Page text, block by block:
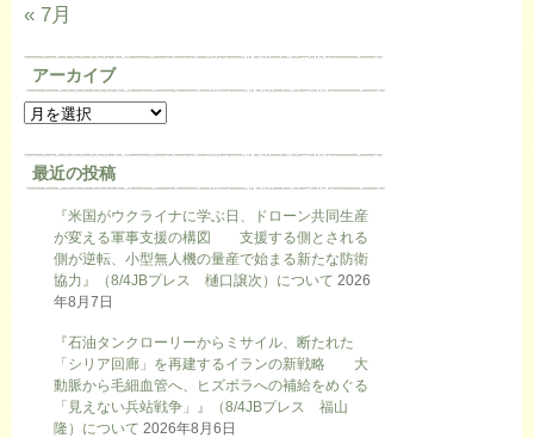
« 7月
アーカイブ
最近の投稿
『米国がウクライナに学ぶ日、ドローン共同生産
が変える軍事支援の構図 支援する側とされる
側が逆転、小型無人機の量産で始まる新たな防衛
協力』（8/4JBプレス 樋口譲次）について 2026
年8月7日
『石油タンクローリーからミサイル、断たれた
「シリア回廊」を再建するイランの新戦略 大
動脈から毛細血管へ、ヒズボラへの補給をめぐる
「見えない兵站戦争」』（8/4JBプレス 福山
隆）について 2026年8月6日